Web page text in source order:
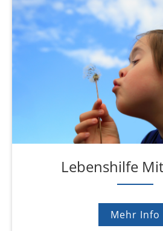
Lebenshilfe
Mehr Info